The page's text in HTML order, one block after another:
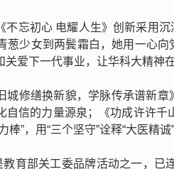
不忘初心 电耀人生》创新采用
葱少女到两鬓霜白，她用一心
爱下一代事业，让华科大精神
城修缮换新貌，学脉传承谱新
自信的力量源泉；《功成许许
”，用“三个坚守”诠释“大医精诚
教育部关工委品牌活动之一，已